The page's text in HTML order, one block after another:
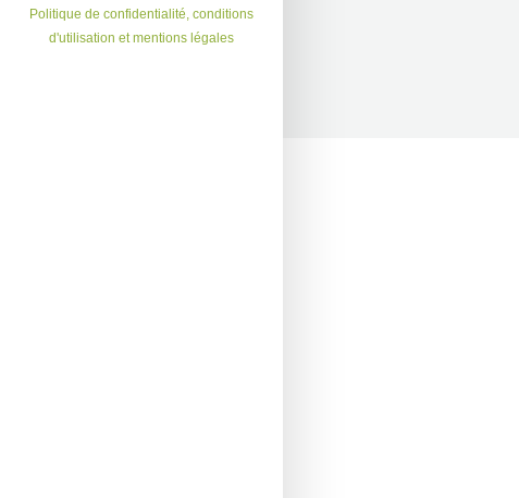
Politique de confidentialité, conditions
d'utilisation et mentions légales